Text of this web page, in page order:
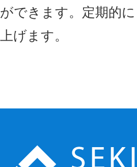
できます。定期的
げます。